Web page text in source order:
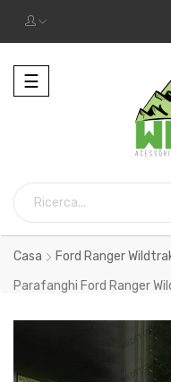
Toggle
navigation
☰
Casa
Ford Ranger
Parafanghi Ford Ranger